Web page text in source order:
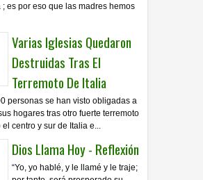
es por eso que las madres hemos
Varias Iglesias Quedaron
Destruidas Tras El
Terremoto De Italia
personas se han visto obligadas a
hogares tras otro fuerte terremoto
centro y sur de Italia e...
Dios Llama Hoy - Reflexión
“Yo, yo hablé, y le llamé y le traje;